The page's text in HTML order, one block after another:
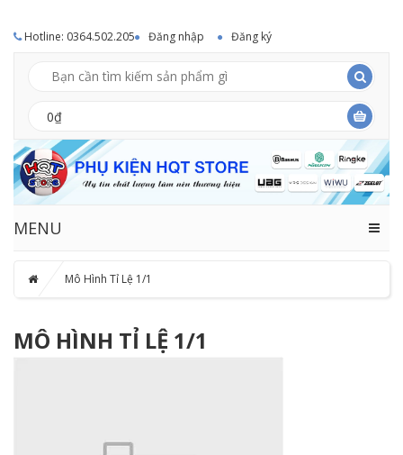
Hotline: 0364.502.205 Đăng nhập Đăng ký
0₫
MENU
Mô Hình Tỉ Lệ 1/1
MÔ HÌNH TỈ LỆ 1/1